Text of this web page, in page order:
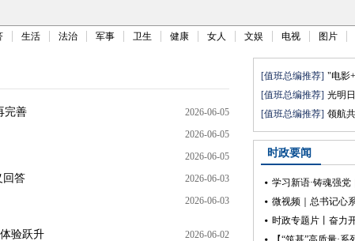
生活 法治 军事 卫生 健康 女人 文娱 电视 图片
完善 2026-06-05
2026-06-05
2026-06-05
回答 2026-06-03
2026-06-03
验跃升 2026-06-02